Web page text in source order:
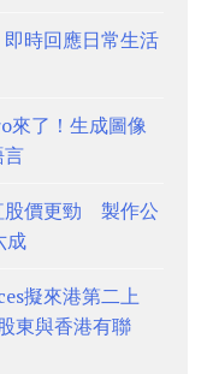
時回應日常生活
來了！生成圖像
股價更勁 製作公
成
擬來港第二上
東與香港有聯